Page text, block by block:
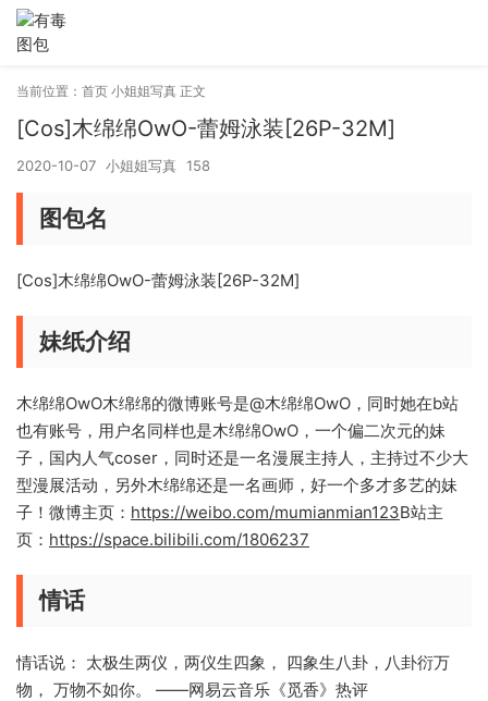
当前位置： 首页 小姐姐写真 正文
[Cos]木绵绵OwO-蕾姆泳装[26P-32M]
2020-10-07 小姐姐写真 158
图包名
[Cos]木绵绵OwO-蕾姆泳装[26P-32M]
妹纸介绍
木绵绵OwO木绵绵的微博账号是@木绵绵OwO，同时她在b站
也有账号，用户名同样也是木绵绵OwO，一个偏二次元的妹
子，国内人气coser，同时还是一名漫展主持人，主持过不少大
型漫展活动，另外木绵绵还是一名画师，好一个多才多艺的妹
子！微博主页： https://weibo.com/mumianmian123B站主
页： https://space.bilibili.com/1806237
情话
情话说： 太极生两仪，两仪生四象， 四象生八卦，八卦衍万
物， 万物不如你。 ——网易云音乐《觅香》热评